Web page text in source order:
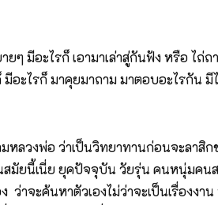
ๆ มีอะไรก็ เอามาเล่าสู่กันฟัง หรือ ไถ่
อะไรก็ มาคุยมาถาม มาตอบอะไรกัน มี
หลวงพ่อ ว่าเป็นวิทยาทานก่อนจะลาสิก
สมัยนี้เนี่ย ยุคปัจจุบัน วัยรุ่น คนหนุ่มคนส
ว่าจะค้นหาตัวเองไม่ว่าจะเป็นเรื่องงาน